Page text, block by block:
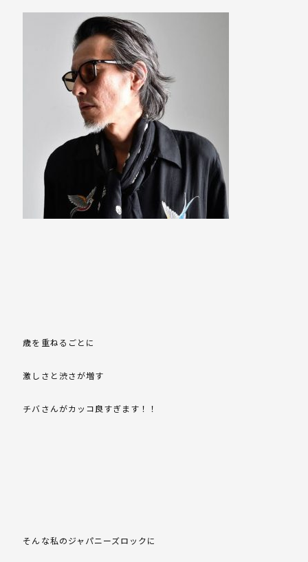
歳を重ねるごとに
激しさと渋さが増す
チバさんがカッコ良すぎます！！
そんな私のジャパニーズロックに